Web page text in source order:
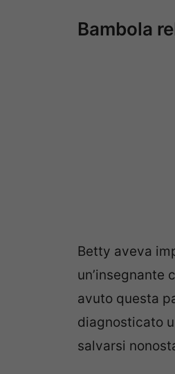
Bambola
Betty aveva
un’insegnante
avuto questa
diagnosticato
salvarsi